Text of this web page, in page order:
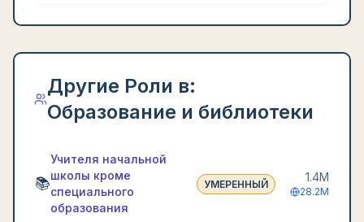
Другие Роли в:
Образование и библиотеки
📚
Учителя начальной
школы кроме
специального
образования
УМЕРЕННЫЙ
1.4M
28.2M